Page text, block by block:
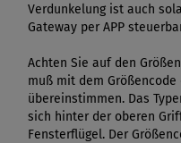
Verdunkelung ist auch
Gateway per APP
Achten Sie auf den
muß mit dem
übereinstimmen. Das
sich hinter der oberen
Fensterflügel. Der